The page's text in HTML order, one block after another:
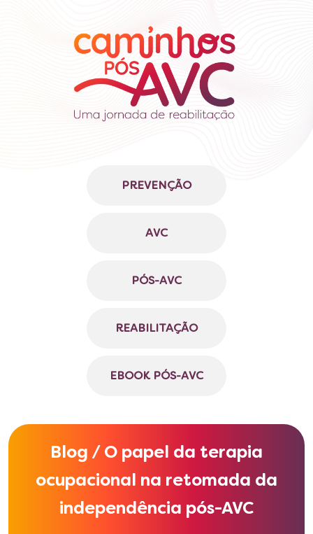
PREVENÇÃO
AVC
PÓS-AVC
REABILITAÇÃO
EBOOK PÓS-AVC
Blog / O papel da terapia
ocupacional na retomada da
independência pós-AVC